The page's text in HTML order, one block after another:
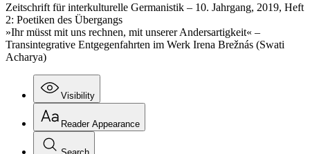
Zeitschrift für interkulturelle Germanistik – 10. Jahrgang, 2019, Heft
2: Poetiken des Übergangs
»Ihr müsst mit uns rechnen, mit unserer Andersartigkeit« –
Transintegrative Entgegenfahrten im Werk Irena Brežnás (Swati
Acharya)
Visibility
Reader Appearance